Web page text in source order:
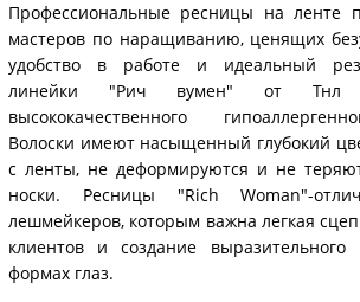
Профессиональные ресницы на ленте
мастеров по наращиванию, ценящих
удобство в работе и идеальный
линейки "Рич вумен" от Тнл
высококачественного
Волоски имеют насыщенный глубокий
с ленты, не деформируются и не
носки. Ресницы "Rich Woman"-
лешмейкеров, которым важна легкая
клиентов и создание
формах глаз.